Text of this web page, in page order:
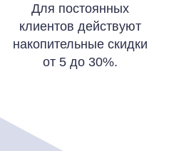
Для постоянных
клиентов действуют
накопительные скидки
от 5 до 30%.